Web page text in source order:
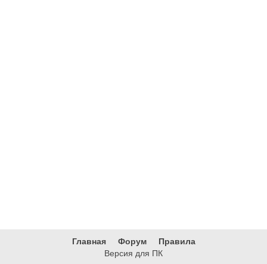
Главная Форум
Правила
Версия для ПК